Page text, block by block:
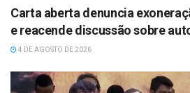
Carta aberta denuncia
e reacende discussão sobre
4 DE AGOSTO DE 2026